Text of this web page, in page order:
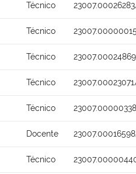
Técnico
Técnico
Técnico
Técnico
Técnico
Docente
Técnico